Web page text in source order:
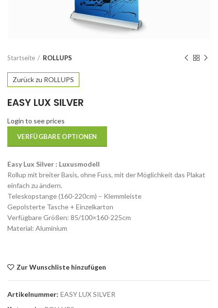
Startseite ROLLUPS
Zurück zu ROLLUPS
EASY LUX SILVER
Login to see prices
VERFÜGBARE OPTIONEN
Easy Lux Silver : Luxusmodell
Rollup mit breiter Basis, ohne Fuss, mit der Möglichkeit das Plakat
einfach zu ändern.
Teleskopstange (160-220cm) – Klemmleiste
Gepolsterte Tasche + Einzelkarton
Verfügbare Größen: 85/100×160-225cm
Material: Aluminium
Zur Wunschliste hinzufügen
Artikelnummer: EASY LUX SILVER